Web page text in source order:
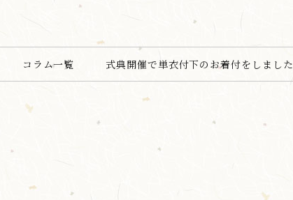
コラム一覧 式典開催で単衣付下のお着付をしました